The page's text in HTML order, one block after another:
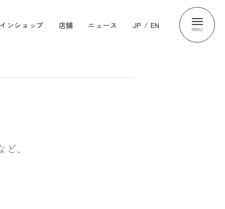
ンショップ 店舗 ニュース JP / EN MENU